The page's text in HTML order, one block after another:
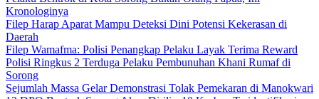
Kronologinya
Filep Harap Aparat Mampu Deteksi Dini Potensi Kekerasan di
Daerah
Filep Wamafma: Polisi Penangkap Pelaku Layak Terima Reward
Polisi Ringkus 2 Terduga Pelaku Pembunuhan Khani Rumaf di
Sorong
Sejumlah Massa Gelar Demonstrasi Tolak Pemekaran di Manokwari